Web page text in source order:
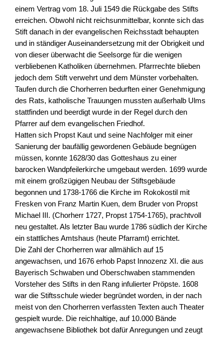
einem Vertrag vom 18. Juli 1549 die Rückgabe des Stifts
erreichen. Obwohl nicht reichsunmittelbar, konnte sich das
Stift danach in der evangelischen Reichsstadt behaupten
und in ständiger Auseinandersetzung mit der Obrigkeit und
von dieser überwacht die Seelsorge für die wenigen
verbliebenen Katholiken übernehmen. Pfarrrechte blieben
jedoch dem Stift verwehrt und dem Münster vorbehalten.
Taufen durch die Chorherren bedurften einer Genehmigung
des Rats, katholische Trauungen mussten außerhalb Ulms
stattfinden und beerdigt wurde in der Regel durch den
Pfarrer auf dem evangelischen Friedhof.
Hatten sich Propst Kaut und seine Nachfolger mit einer
Sanierung der baufällig gewordenen Gebäude begnügen
müssen, konnte 1628/30 das Gotteshaus zu einer
barocken Wandpfeilerkirche umgebaut werden. 1699 wurde
mit einem großzügigen Neubau der Stiftsgebäude
begonnen und 1738-1766 die Kirche im Rokokostil mit
Fresken von Franz Martin Kuen, dem Bruder von Propst
Michael III. (Chorherr 1727, Propst 1754-1765), prachtvoll
neu gestaltet. Als letzter Bau wurde 1786 südlich der Kirche
ein stattliches Amtshaus (heute Pfarramt) errichtet.
Die Zahl der Chorherren war allmählich auf 15
angewachsen, und 1676 erhob Papst Innozenz XI. die aus
Bayerisch Schwaben und Oberschwaben stammenden
Vorsteher des Stifts in den Rang infulierter Pröpste. 1608
war die Stiftsschule wieder begründet worden, in der nach
meist von den Chorherren verfassten Texten auch Theater
gespielt wurde. Die reichhaltige, auf 10.000 Bände
angewachsene Bibliothek bot dafür Anregungen und zeugt